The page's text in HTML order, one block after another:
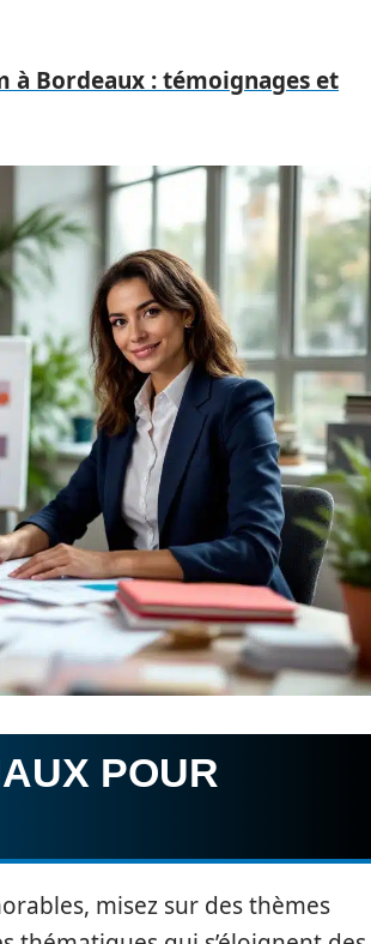
à Bordeaux : témoignages et
POUR
misez sur des thèmes